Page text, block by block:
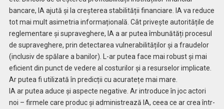
bancare, IA ajută și la creșterea stabilității financiare. IA va reduce
tot mai mult asimetria informațională. Cât privește autoritățile de
reglementare și supraveghere, IA a ar putea îmbunătăți procesul
de supraveghere, prin detectarea vulnerabilităților și a fraudelor
(inclusiv de spălare a banilor). L-ar putea face mai robust și mai
eficient din punct de vedere al costurilor și a resurselor implicate.
Ar putea fi utilizată în predicții cu acuratețe mai mare.
IA ar putea aduce și aspecte negative. Ar introduce în joc actori
noi – firmele care produc și administrează IA, ceea ce ar crea într-